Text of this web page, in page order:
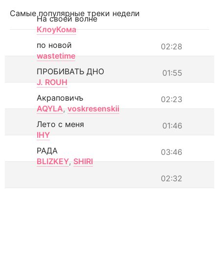
Самые популярные треки недели
На своей волне
КлоуКома
02:28
по новой
wastetime
01:55
ПРОБИВАТЬ ДНО
J. ROUH
02:23
Акраповичъ
AQYLA, voskresenskii
01:46
Лето с меня
IHY
03:46
РАДА
BLIZKEY, SHIRI
02:32